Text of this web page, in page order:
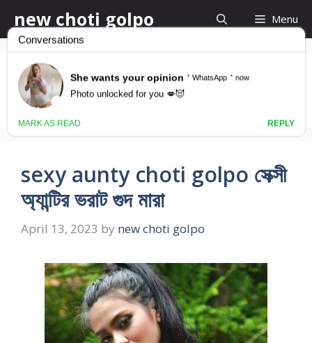
to
content
new choti golpo Menu
অ্যান্টিকে চোদার গল্প
sexy aunty choti golpo সেক্সী
অ্যান্টির ভরাট গুদ মারা
April 13, 2023 by new choti golpo